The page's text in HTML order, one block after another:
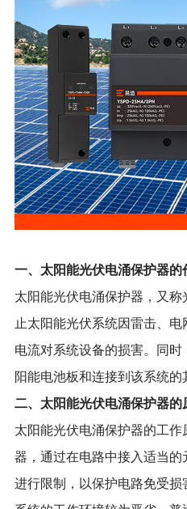
一、太阳能光伏电涌保护器的
太阳能光伏电涌保护器，又
止太阳能光伏系统因雷击、
电流对系统设备的损害。同
阳能电池板和连接到该系统的
二、太阳能光伏电涌保护器的
太阳能光伏电涌保护器的工
器，通过在电路中接入适当
进行限制，以保护电路免受